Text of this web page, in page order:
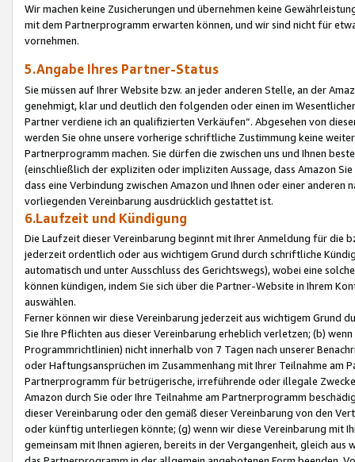
Wir machen keine Zusicherungen und übernehmen keine
mit dem Partnerprogramm erwarten können, und wir sind nicht für
vornehmen.
5.Angabe Ihres Partner-Status
Sie müssen auf Ihrer Website bzw. an jeder anderen Stelle, an der
genehmigt, klar und deutlich den folgenden oder einen im
Partner verdiene ich an qualifizierten Verkäufen“. Abgesehen von
werden Sie ohne unsere vorherige schriftliche Zustimmung keine
Partnerprogramm machen. Sie dürfen die zwischen uns und Ihnen
(einschließlich der expliziten oder impliziten Aussage, dass Amazon
dass eine Verbindung zwischen Amazon und Ihnen oder einer
vorliegenden Vereinbarung ausdrücklich gestattet ist.
6.Laufzeit und Kündigung
Die Laufzeit dieser Vereinbarung beginnt mit Ihrer Anmeldung für die
jederzeit ordentlich oder aus wichtigem Grund durch schriftliche
automatisch und unter Ausschluss des Gerichtswegs), wobei eine
können kündigen, indem Sie sich über die Partner-Website in Ihrem
auswählen.
Ferner können wir diese Vereinbarung jederzeit aus wichtigem Grund
Sie Ihre Pflichten aus dieser Vereinbarung erheblich verletzen; (b)
Programmrichtlinien) nicht innerhalb von 7 Tagen nach unserer
oder Haftungsansprüchen im Zusammenhang mit Ihrer Teilnahme am
Partnerprogramm für betrügerische, irreführende oder illegale
Amazon durch Sie oder Ihre Teilnahme am Partnerprogramm
dieser Vereinbarung oder den gemäß dieser Vereinbarung von den
oder künftig unterliegen könnte; (g) wenn wir diese Vereinbarung mit
gemeinsam mit Ihnen agieren, bereits in der Vergangenheit, gleich